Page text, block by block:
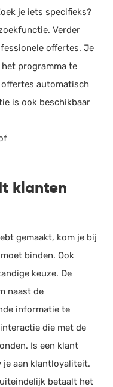
je iets specifieks?
Verder
offertes. Je
programma te
automatisch
is ook beschikbaar
klanten
gemaakt, kom je bij
binden. Ook
keuze. De
naast de
informatie te
die met de
Is een klant
je aan klantloyaliteit.
betaalt het